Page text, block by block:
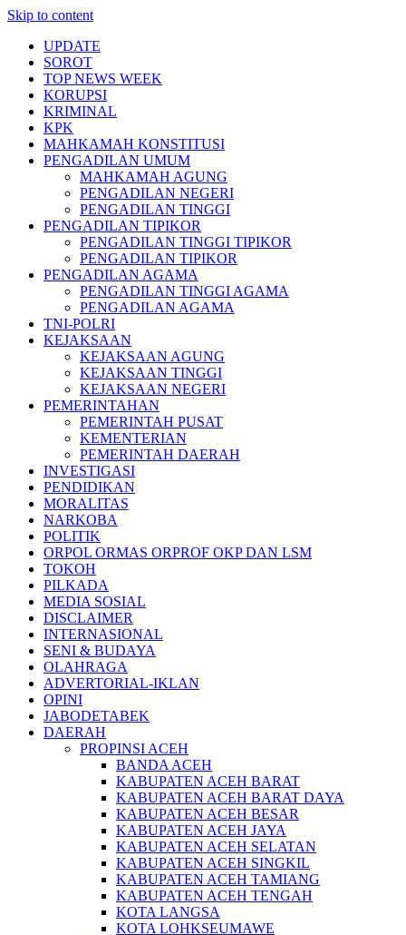
Skip to content
UPDATE
SOROT
TOP NEWS WEEK
KORUPSI
KRIMINAL
KPK
MAHKAMAH KONSTITUSI
PENGADILAN UMUM
MAHKAMAH AGUNG
PENGADILAN NEGERI
PENGADILAN TINGGI
PENGADILAN TIPIKOR
PENGADILAN TINGGI TIPIKOR
PENGADILAN TIPIKOR
PENGADILAN AGAMA
PENGADILAN TINGGI AGAMA
PENGADILAN AGAMA
TNI-POLRI
KEJAKSAAN
KEJAKSAAN AGUNG
KEJAKSAAN TINGGI
KEJAKSAAN NEGERI
PEMERINTAHAN
PEMERINTAH PUSAT
KEMENTERIAN
PEMERINTAH DAERAH
INVESTIGASI
PENDIDIKAN
MORALITAS
NARKOBA
POLITIK
ORPOL ORMAS ORPROF OKP DAN LSM
TOKOH
PILKADA
MEDIA SOSIAL
DISCLAIMER
INTERNASIONAL
SENI & BUDAYA
OLAHRAGA
ADVERTORIAL-IKLAN
OPINI
JABODETABEK
DAERAH
PROPINSI ACEH
BANDA ACEH
KABUPATEN ACEH BARAT
KABUPATEN ACEH BARAT DAYA
KABUPATEN ACEH BESAR
KABUPATEN ACEH JAYA
KABUPATEN ACEH SELATAN
KABUPATEN ACEH SINGKIL
KABUPATEN ACEH TAMIANG
KABUPATEN ACEH TENGAH
KOTA LANGSA
KOTA LOHKSEUMAWE